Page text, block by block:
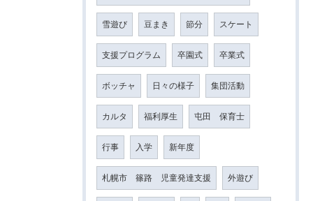
雪遊び 豆まき 節分 スケート
支援プログラム 卒園式 卒業式
ボッチャ 日々の様子 集団活動
カルタ 福利厚生 屯田 保育士
行事 入学 新年度
札幌市 篠路 児童発達支援 外遊び